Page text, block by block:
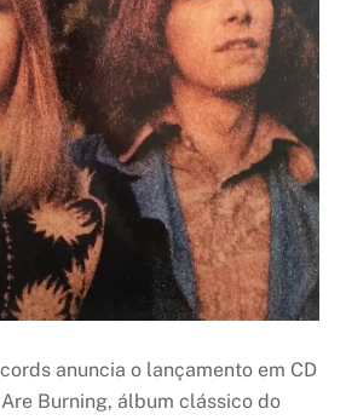
anuncia o lançamento em CD
Burning, álbum clássico do